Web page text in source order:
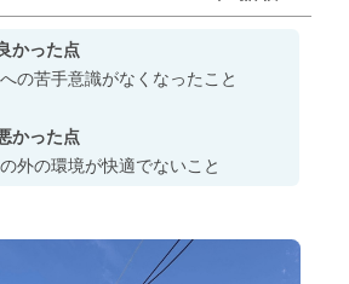
かった点
の苦手意識がなくなったこと
かった点
外の環境が快適でないこと